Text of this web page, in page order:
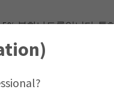
불화나트륨입니다.